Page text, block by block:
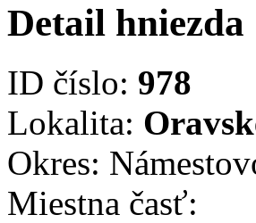
Detail hniezda
ID číslo: 978
Lokalita:
Okres:
Miestna časť: